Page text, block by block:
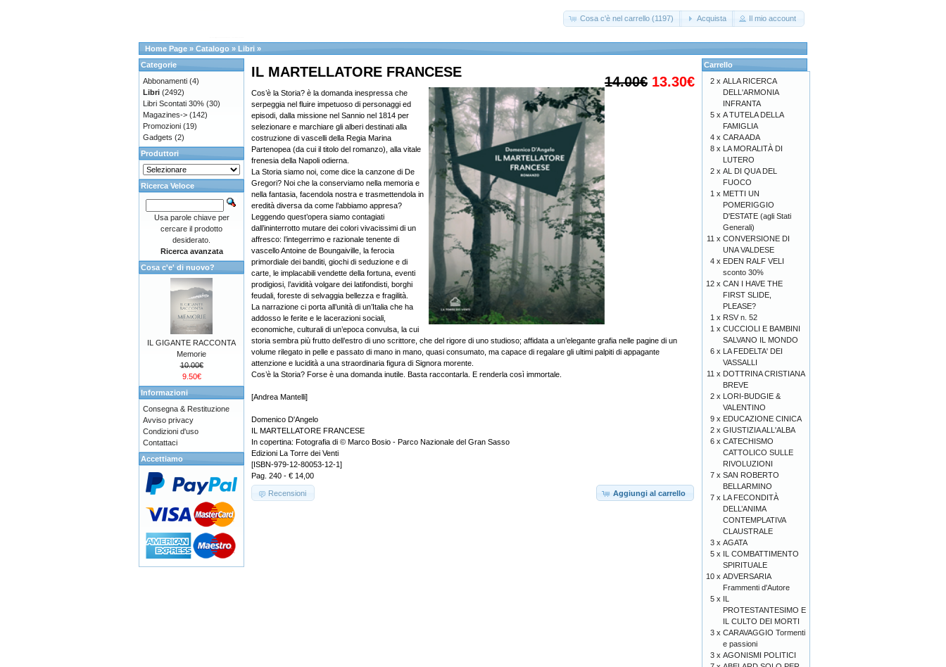
Cosa c'è nel carrello (1197) Acquista Il mio account
Home Page » Catalogo » Libri »
14.00€ 13.30€
IL MARTELLATORE FRANCESE
Cos’è la Storia? è la domanda inespressa che
serpeggia nel fluire impetuoso di personaggi ed
episodi, dalla missione nel Sannio nel 1814 per
selezionare e marchiare gli alberi destinati alla
costruzione di vascelli della Regia Marina
Partenopea (da cui il titolo del romanzo), alla vitale
frenesia della Napoli odierna.
La Storia siamo noi, come dice la canzone di De
Gregori? Noi che la conserviamo nella memoria e
nella fantasia, facendola nostra e trasmettendola in
eredità diversa da come l’abbiamo appresa?
Leggendo quest’opera siamo contagiati
dall’ininterrotto mutare dei colori vivacissimi di un
affresco: l’integerrimo e razionale tenente di
vascello Antoine de Boungaiville, la ferocia
primordiale dei banditi, giochi di seduzione e di
carte, le implacabili vendette della fortuna, eventi
prodigiosi, l’avidità volgare dei latifondisti, borghi
feudali, foreste di selvaggia bellezza e fragilità.
La narrazione ci porta all’unità di un’Italia che ha
addosso le ferite e le lacerazioni sociali,
economiche, culturali di un’epoca convulsa, la cui
storia sembra più frutto dell’estro di uno scrittore, che del rigore di uno studioso; affidata a un’elegante grafia nelle pagine di un
volume rilegato in pelle e passato di mano in mano, quasi consumato, ma capace di regalare gli ultimi palpiti di appagante
attenzione e lucidità a una straordinaria figura di Signora morente.
Cos’è la Storia? Forse è una domanda inutile. Basta raccontarla. E renderla così immortale.
[Andrea Mantelli]
Domenico D'Angelo
IL MARTELLATORE FRANCESE
In copertina: Fotografia di © Marco Bosio - Parco Nazionale del Gran Sasso
Edizioni La Torre dei Venti
[ISBN-979-12-80053-12-1]
Pag. 240 - € 14,00
Aggiungi al carrello
Recensioni
Categorie
Abbonamenti (4)
Libri (2492)
Libri Scontati 30% (30)
Magazines-> (142)
Promozioni (19)
Gadgets (2)
Produttori
Ricerca Veloce
Usa parole chiave per
cercare il prodotto
desiderato.
Ricerca avanzata
Cosa c'e' di nuovo?
IL GIGANTE RACCONTA
Memorie
10.00€
9.50€
Informazioni
Consegna & Restituzione
Avviso privacy
Condizioni d'uso
Contattaci
Accettiamo
Carrello
2 x ALLA RICERCA
DELL'ARMONIA
INFRANTA
5 x A TUTELA DELLA
FAMIGLIA
4 x CARA ADA
8 x LA MORALITÀ DI
LUTERO
2 x AL DI QUA DEL
FUOCO
1 x METTI UN
POMERIGGIO
D'ESTATE (agli Stati
Generali)
11 x CONVERSIONE DI
UNA VALDESE
4 x EDEN RALF VELI
sconto 30%
12 x CAN I HAVE THE
FIRST SLIDE,
PLEASE?
1 x RSV n. 52
1 x CUCCIOLI E BAMBINI
SALVANO IL MONDO
6 x LA FEDELTA' DEI
VASSALLI
11 x DOTTRINA CRISTIANA
BREVE
2 x LORI-BUDGIE &
VALENTINO
9 x EDUCAZIONE CINICA
2 x GIUSTIZIA ALL'ALBA
6 x CATECHISMO
CATTOLICO SULLE
RIVOLUZIONI
7 x SAN ROBERTO
BELLARMINO
7 x LA FECONDITÀ
DELL’ANIMA
CONTEMPLATIVA
CLAUSTRALE
3 x AGATA
5 x IL COMBATTIMENTO
SPIRITUALE
10 x ADVERSARIA
Frammenti d'Autore
5 x IL
PROTESTANTESIMO E
IL CULTO DEI MORTI
3 x CARAVAGGIO Tormenti
e passioni
3 x AGONISMI POLITICI